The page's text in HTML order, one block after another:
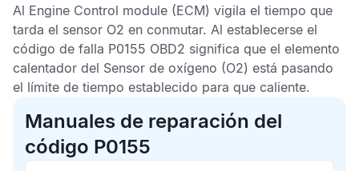
Al Engine Control module (ECM) vigila el tiempo que
tarda el sensor O2 en conmutar. Al establecerse el
código de falla P0155 OBD2 significa que el elemento
calentador del Sensor de oxígeno (O2) está pasando
el límite de tiempo establecido para que caliente.
Manuales de reparación del
código P0155